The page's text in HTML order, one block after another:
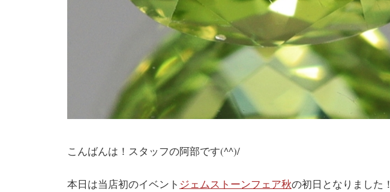
こんばんは！スタッフの阿部です(^^)/
本日は当店初のイベント ジェムストーンフェア秋の初日となりました！